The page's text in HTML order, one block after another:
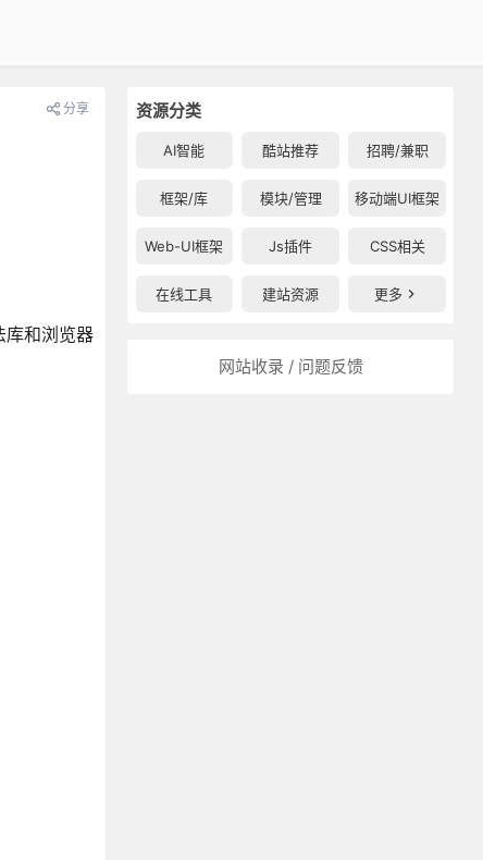
资源分类
AI智能 酷站推荐 招聘/兼职
框架/库 模块/管理 移动端UI框架
Web-UI框架 Js插件 CSS相关
在线工具 建站资源 更多
网站收录 / 问题反馈
分享
库和浏览器